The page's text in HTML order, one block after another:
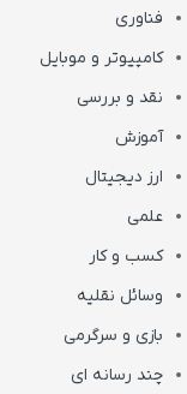
فناوری
کامپیوتر و موبایل
نقد و بررسی
آموزش
ارز دیجیتال
علمی
کسب و کار
وسائل نقلیه
بازی و سرگرمی
چند رسانه ای